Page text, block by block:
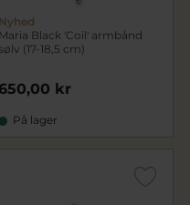
Nyhed
Maria Black 'Coil' armbånd
sølv (17-18,5 cm)
650,00 kr
På lager